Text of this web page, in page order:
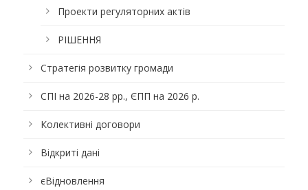
Проекти регуляторних актів
РІШЕННЯ
Стратегія розвитку громади
СПІ на 2026-28 рр., ЄПП на 2026 р.
Колективні договори
Відкриті дані
єВідновлення